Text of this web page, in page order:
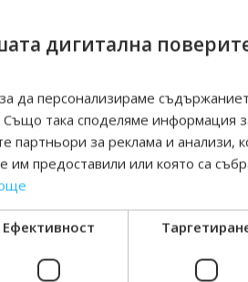
плана за модернизиране и развитие на
ще стартираме и ремонта на
ще имат на разположение
строителство“ ще работи
София така, че скоро тя да може да
само паркоместа. Ще бъде
автомобили, инсталациите на
на допуска ще е значително
съоръжение ще бъдат приложени”,
председател на Управителния
дигитална
да персонализираме
така споделяме информация
партньори за реклама и анализи,
им предоставили или която са
Ефективност